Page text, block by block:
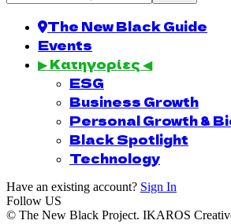
The New Black Guide
Events
▶ Κατηγορίες ◀
ESG
Business Growth
Personal Growth &
Black Spotlight
Technology
Have an existing account? Sign In
Follow US
© The New Black Project. IKAROS